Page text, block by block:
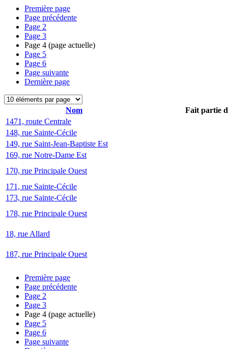
Première page
Page précédente
Page 2
Page 3
Page 4 (page actuelle)
Page 5
Page 6
Page suivante
Dernière page
Nom
Fait partie
1471, route Centrale
148, rue Sainte-Cécile
149, rue Saint-Jean-Baptiste Est
169, rue Notre-Dame Est
170, rue Principale Ouest
171, rue Sainte-Cécile
173, rue Sainte-Cécile
178, rue Principale Ouest
18, rue Allard
187, rue Principale Ouest
Première page
Page précédente
Page 2
Page 3
Page 4 (page actuelle)
Page 5
Page 6
Page suivante